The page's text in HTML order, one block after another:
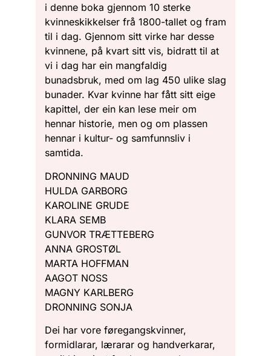
i denne boka gjennom 10 sterke
kvinneskikkelser frå 1800-tallet og fram
til i dag. Gjennom sitt virke har desse
kvinnene, på kvart sitt vis, bidratt til at
vi i dag har ein mangfaldig
bunadsbruk, med om lag 450 ulike slag
bunader. Kvar kvinne har fått sitt eige
kapittel, der ein kan lese meir om
hennar historie, men og om plassen
hennar i kultur- og samfunnsliv i
samtida.
DRONNING MAUD
HULDA GARBORG
KAROLINE GRUDE
KLARA SEMB
GUNVOR TRÆTTEBERG
ANNA GROSTØL
MARTA HOFFMAN
AAGOT NOSS
MAGNY KARLBERG
DRONNING SONJA
Dei har vore føregangskvinner,
formidlarar, lærarar og handverkarar,